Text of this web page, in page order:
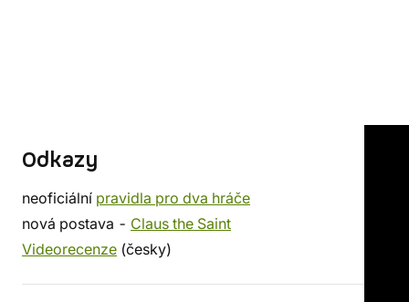
Odkazy
neoficiální pravidla pro dva hráče
nová postava - Claus the Saint
Videorecenze (česky)